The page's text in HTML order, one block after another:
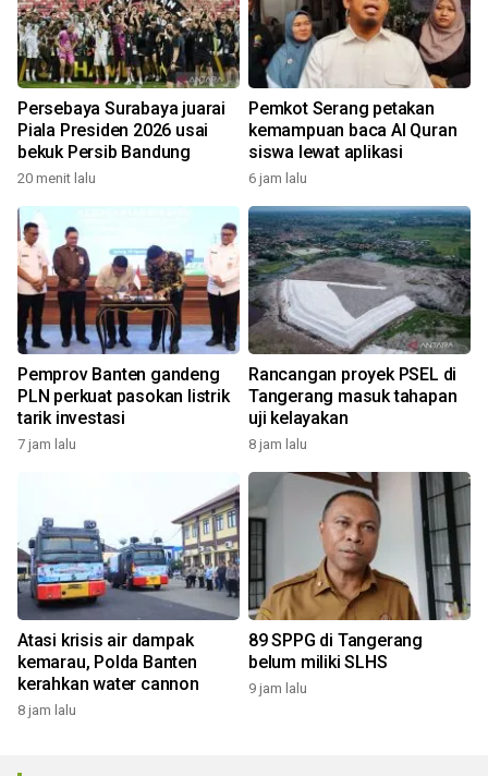
Persebaya Surabaya juarai
Piala Presiden 2026 usai
bekuk Persib Bandung
20 menit lalu
Pemkot Serang petakan
kemampuan baca Al Quran
siswa lewat aplikasi
6 jam lalu
Pemprov Banten gandeng
PLN perkuat pasokan listrik
tarik investasi
7 jam lalu
Rancangan proyek PSEL di
Tangerang masuk tahapan
uji kelayakan
8 jam lalu
Atasi krisis air dampak
kemarau, Polda Banten
kerahkan water cannon
8 jam lalu
89 SPPG di Tangerang
belum miliki SLHS
9 jam lalu